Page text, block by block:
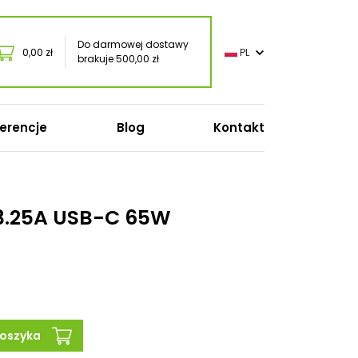
0,00 zł
Do darmowej dostawy
brakuje 500,00 zł
PL
Blog Kontakt
USB-C 65W